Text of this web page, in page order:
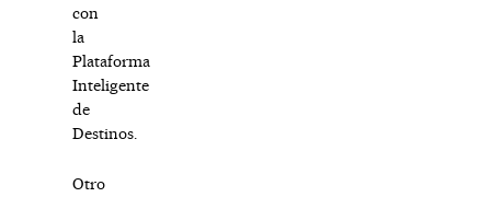
con
la
Plataforma
Inteligente
de
Destinos.
Otro